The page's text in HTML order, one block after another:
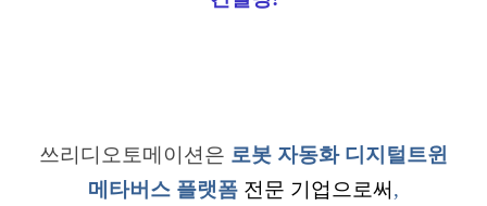
쓰리디오토메이션은 로봇 자동화 디지털트윈
메타버스 플랫폼 전문 기업으로써 ,